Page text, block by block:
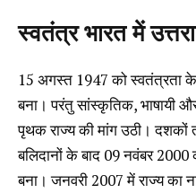
स्वतंत्र भारत में
15 अगस्त 1947 को स्वतंत्रता के
बना। परंतु सांस्कृतिक, भाषायी
पृथक राज्य की मांग उठी।
बलिदानों के बाद 09 नवंबर 2000
बना। जनवरी 2007 में राज्य का